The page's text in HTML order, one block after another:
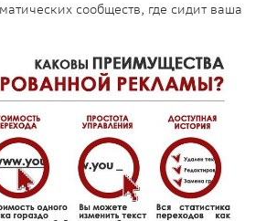
сообществ, где сидит ваша